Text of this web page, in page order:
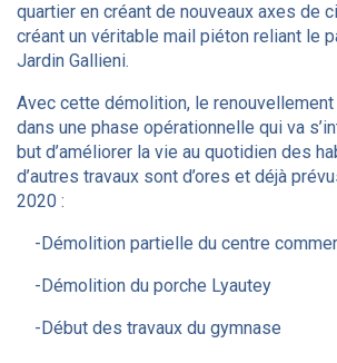
quartier en créant de nouveaux axes de
créant un véritable mail piéton reliant le
Jardin Gallieni.
Avec cette démolition, le renouvellement
dans une phase opérationnelle qui va
but d’améliorer la vie au quotidien des
d’autres travaux sont d’ores et déjà
2020 :
-Démolition partielle du centre
-Démolition du porche Lyautey
-Début des travaux du gymnase